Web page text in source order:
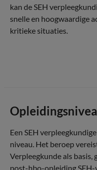
kan de SEH
snelle en hoogwaardige
kritieke situaties.
Een SEH
niveau. Het beroep
Verpleegkunde als basis,
post-hbo-opleiding SEH-